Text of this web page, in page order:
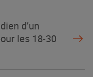
d’un
les 18-30